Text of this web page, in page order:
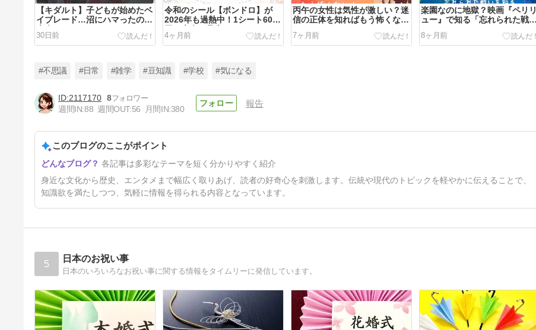
【キダルト】子どもが始めたベ
イブレード…沼にハマったのは
30日前
令和のシール【ボンドロ】が
2026年も過熱中！1シート600
4ヶ月前
丙午の女性は気性が激しい？迷
信の正体を知ればもう怖くな
7ヶ月前
楽園なのに地獄？映画『ペリリ
ュー』で知る「忘れられた戦
8ヶ月前
ツの物語が生まれた松江ってど
んなところ？
9ヶ月前
#不思議 #日常 #雑学 #豆知識 #学校 #気になる
2117170 8
週間IN:88 週間OUT:56 月間IN:380
報告
このブログのここがポイント
各記事は多彩なテーマを短く分かりやすく紹介
身近な文化から歴史、エンタメまで幅広く取りあげ、読者の好奇心を刺激します。伝統や現代のトピックを軽やかに伝えることで、
知識欲を満たしつつ、気軽に情報を得られる内容となっています。
5 日本のお祝い事
日本のいろいろなお祝い事に関する情報をタイムリーに発信しています。